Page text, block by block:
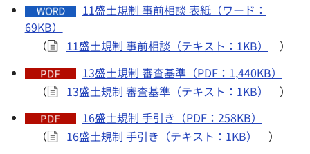
11盛土規制 事前相談 表紙（ワード：
69KB）
（
11盛土規制 事前相談（テキスト：1KB）
）
13盛土規制 審査基準（PDF：1,440KB）
（
13盛土規制 審査基準（テキスト：1KB）
）
16盛土規制 手引き（PDF：258KB）
（
16盛土規制 手引き（テキスト：1KB） ）